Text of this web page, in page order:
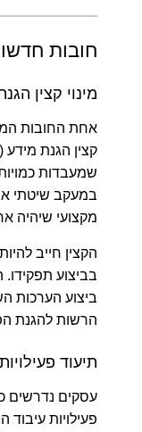
חובות
מינוי קצין
אחת החובות
שמעבדות
במעקב שיטתי
מקצועי שיהיה
הקצין חייב
בביצוע
ביצוע הערכות
הרשות להגנת
תיעוד
עסקים נדרשים
פעילויות